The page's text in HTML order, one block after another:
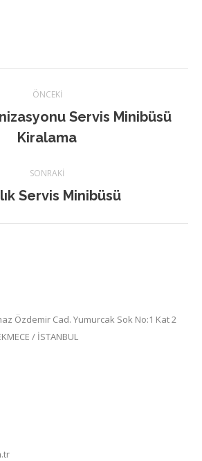
ÖNCEKI
Previous
post:
Servis Minibüsü
Kiralama
SONRAKI
Next
Servis Minibüsü
Özdemir Cad. Yumurcak Sok No:1 Kat 2
/ İSTANBUL